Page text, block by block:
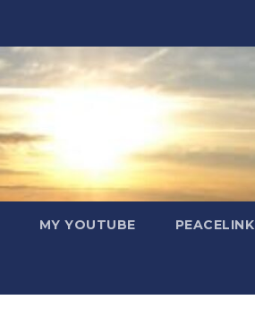
MY YOUTUBE PEACELINK